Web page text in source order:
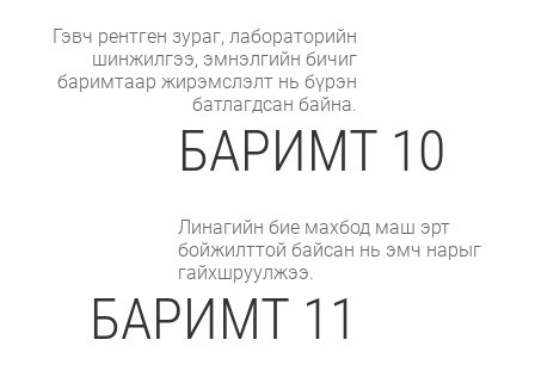
Гэвч рентген зураг, лабораторийн
шинжилгээ, эмнэлгийн бичиг
баримтаар жирэмслэлт нь бүрэн
батлагдсан байна.
БАРИМТ 10
Линагийн бие махбод маш эрт
бойжилттой байсан нь эмч нарыг
гайхшруулжээ.
БАРИМТ 11